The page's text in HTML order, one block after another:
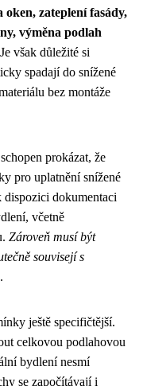
zateplení fasády,
výměna podlah
však důležité si
spadají do snížené
bez montáže
prokázat, že
pro uplatnění snížené
dispozici dokumentaci
včetně
Zároveň musí být
souvisejí s
.
ještě specifičtější.
celkovou podlahovou
bydlení nesmí
se započítávají i